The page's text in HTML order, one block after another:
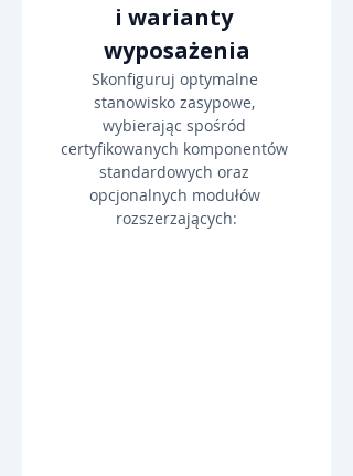
i warianty
wyposażenia
Skonfiguruj optymalne
stanowisko zasypowe,
wybierając spośród
certyfikowanych komponentów
standardowych oraz
opcjonalnych modułów
rozszerzających: